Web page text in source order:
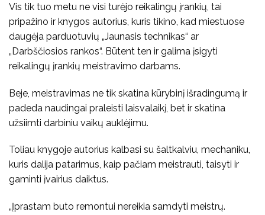
Vis tik tuo metu ne visi turėjo reikalingų įrankių, tai
pripažino ir knygos autorius, kuris tikino, kad miestuose
daugėja parduotuvių „Jaunasis technikas“ ar
„Darbščiosios rankos“. Būtent ten ir galima įsigyti
reikalingų įrankių meistravimo darbams.
Beje, meistravimas ne tik skatina kūrybinį išradingumą ir
padeda naudingai praleisti laisvalaikį, bet ir skatina
užsiimti darbiniu vaikų auklėjimu.
Toliau knygoje autorius kalbasi su šaltkalviu, mechaniku,
kuris dalija patarimus, kaip pačiam meistrauti, taisyti ir
gaminti įvairius daiktus.
„Įprastam buto remontui nereikia samdyti meistrų.